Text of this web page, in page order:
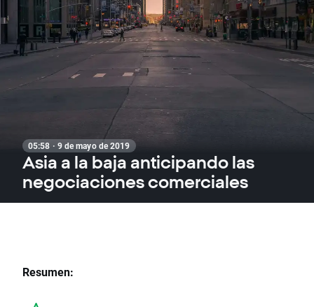
05:58 · 9 de mayo de 2019
Asia a la baja anticipando las
negociaciones comerciales
Resumen: